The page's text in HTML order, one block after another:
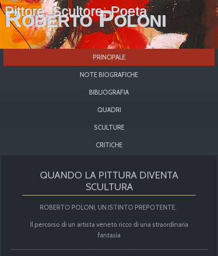
Roberto Poloni
Pittore, Scultore, Poeta
PRINCIPALE
NOTE BIOGRAFICHE
BIBLIOGRAFIA
QUADRI
SCULTURE
CRITICHE
QUANDO LA PITTURA DIVENTA
SCULTURA
ROBERTO POLONI, UN ISTINTO PREPOTENTE.
Il percorso di un artista veneto ricco di una straordinaria
fantasia